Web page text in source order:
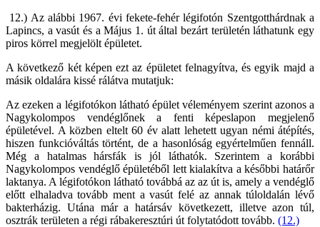
12.) Az alábbi 1967. évi fekete-fehér légifotón Szentgotthárdnak a
Lapincs, a vasút és a Május 1. út által bezárt területén láthatunk egy
piros körrel megjelölt épületet.
A következő két képen ezt az épületet felnagyítva, és egyik majd a
másik oldalára kissé rálátva mutatjuk:
Az ezeken a légifotókon látható épület véleményem szerint azonos a
Nagykolompos vendéglőnek a fenti képeslapon megjelenő
épületével. A közben eltelt 60 év alatt lehetett ugyan némi átépítés,
hiszen funkcióváltás történt, de a hasonlóság egyértelműen fennáll.
Még a hatalmas hársfák is jól láthatók. Szerintem a korábbi
Nagykolompos vendéglő épületéből lett kialakítva a későbbi határőr
laktanya. A légifotókon látható továbbá az az út is, amely a vendéglő
előtt elhaladva tovább ment a vasút felé az annak túloldalán lévő
bakterházig. Utána már a határsáv következett, illetve azon túl,
osztrák területen a régi rábakeresztúri út folytatódott tovább. (12.)